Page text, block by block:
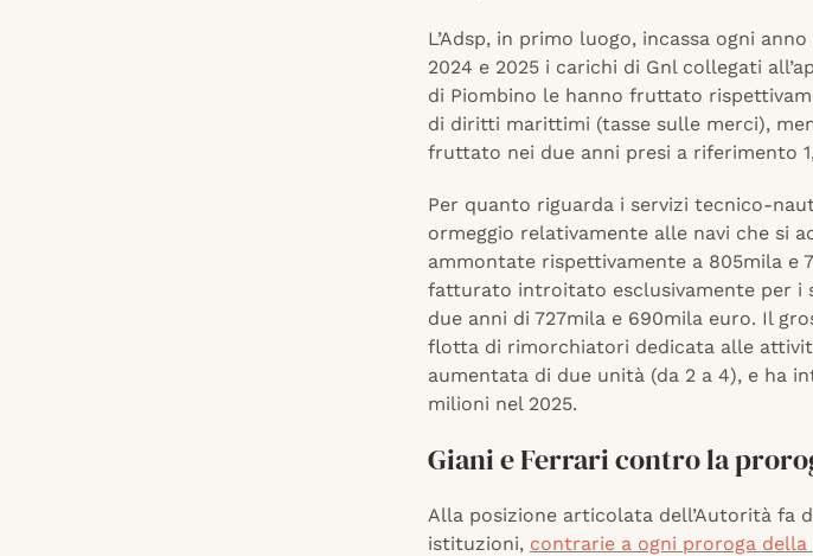
L’Adsp, in primo luogo, incassa ogni
2024 e 2025 i carichi di Gnl collegati
di Piombino le hanno fruttato
di diritti marittimi (tasse sulle merci),
fruttato nei due anni presi a riferimento
Per quanto riguarda i servizi tecnico-
ormeggio relativamente alle navi che si
ammontate rispettivamente a 805mila e
fatturato introitato esclusivamente per i
due anni di 727mila e 690mila euro. Il
flotta di rimorchiatori dedicata alle
aumentata di due unità (da 2 a 4), e ha
milioni nel 2025.
Giani e Ferrari contro la
Alla posizione articolata dell’Autorità fa
istituzioni, contrarie a ogni proroga della